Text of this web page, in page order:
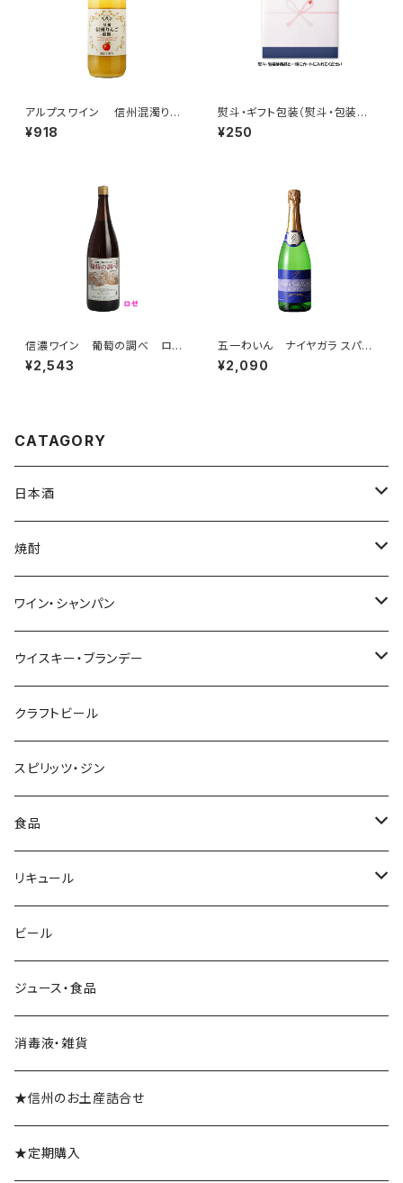
アルプスワイン 信州混濁りん
ごジュース １Ｌ 果汁１００％
ストレート りんごジュース
¥918
熨斗・ギフト包装（熨斗・包装を
希望の場合は商品と一緒にカー
トに入れてください）
¥250
信濃ワイン 葡萄の調べ ロゼ
ワイン 一升瓶 ロゼ 1800
ml
¥2,543
五一わいん ナイヤガラ スパー
クリングワイン 720ml 長野
¥2,090
CATAGORY
日本酒
720ml
1800ml（一升瓶）
季節限定商品
本格生酒 岳龍
焼酎
1800ml
720ml
ワイン・シャンパン
NAGANOワイン
赤
白
輸入ワイン
赤
白
シャンパン
シャンパン
光るボトル★シャンパン
ウイスキー・ブランデー
マルスウイスキー・国産ウイスキー
輸入ウイスキー
ブランデー
クラフトビール
スピリッツ・ジン
食品
食品
リキュール
リキュール
梅酒
ビール
ジュース・食品
消毒液・雑貨
★信州のお土産詰合せ
★定期購入